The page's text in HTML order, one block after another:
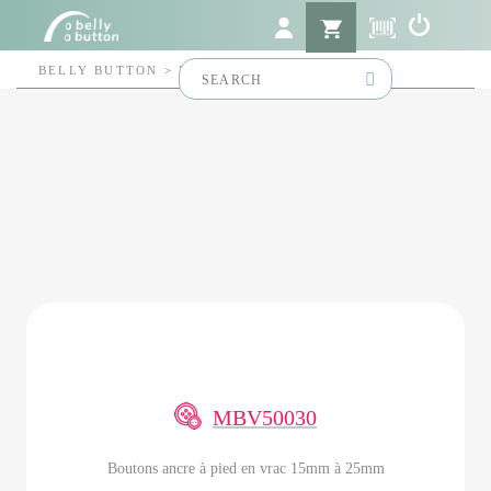
BELLY BUTTON >MBV50030
MBV50030
Boutons ancre à pied en vrac 15mm à 25mm